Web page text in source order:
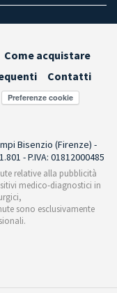
Come acquistare
Contatti
Preferenze cookie
Bisenzio (Firenze) -
- P.IVA: 01812000485
relative alla pubblicità
medico-diagnostici in
sono esclusivamente